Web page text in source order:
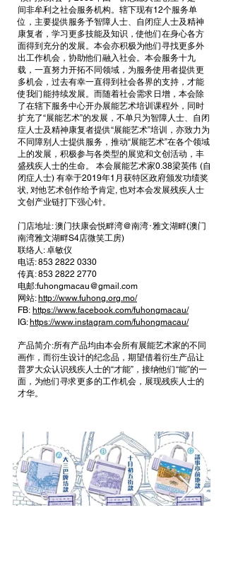
间非牟利之社会服务机构。辖下现有12个服务单
位，主要提供服务予智障人士、自闭症人士及精神
康复者，学习更多技能及知识，使他们在身心各方
面得到充分的发展。本会亦积极为他们寻找更多外
出工作机会，协助他们融入社会。本会服务十九
载，一直努力开拓不同领域，为服务使用者提供更
多机会，过去有幸一直得到社会各界的支持，才能
使我们能持续发展。而随着社会需求日增，本会除
了在辖下服务中心开办展能艺术培训课程外，同时
扩充了“展能艺术”的发展，不单只为智障人士、自闭
症人士及精神康复者提供“展能艺术”培训，亦致力为
不同障别人士提供服务，推动“展能艺术”在各个领域
上的发展，积极参与各类型的展览和文创活动，丰
盛残疾人士的生命。 本会展能艺术家0.38梁英伟 (自
闭症人士) 有幸于2019年1月获特区政府颁发功绩奖
状, 对他艺术创作给予肯定, 也对本会发展残疾人士
文创产业链打下强心针。
门店地址: 澳门扶康会悦畔湾@南湾･雅文湖畔(澳门
南湾雅文湖畔S4店微笑工房)
联络人: 卓敏仪
电话:853 2822 0330
传真:853 2822 2770
电邮:fuhongmacau@gmail.com
网站: http://www.fuhong.org.mo/
FB: https://www.facebook.com/fuhongmacau/
IG: https://www.instagram.com/fuhongmacau/
产品简介:所有产品均由本会所有展能艺术家的不同
画作，而衍生设计的纪念品，期望借着衍生产品让
普罗大众认识残疾人士的“才能”，接纳他们“能”的一
面，为他们寻求更多的工作机会，展现残疾人士的
才华。